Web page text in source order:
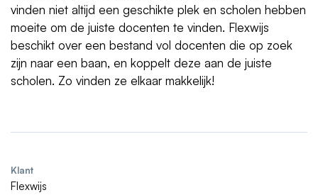
vinden niet altijd een geschikte plek en scholen hebben
moeite om de juiste docenten te vinden. Flexwijs
beschikt over een bestand vol docenten die op zoek
zijn naar een baan, en koppelt deze aan de juiste
scholen. Zo vinden ze elkaar makkelijk!
Klant
Flexwijs